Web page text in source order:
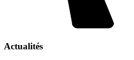
Actualités